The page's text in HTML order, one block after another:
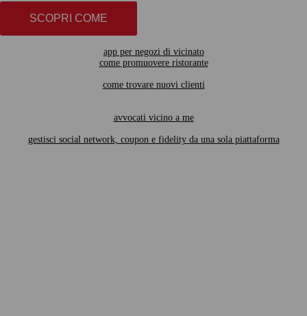
SCOPRI COME
app per negozi di vicinato
come promuovere ristorante
come trovare nuovi clienti
avvocati vicino a me
gestisci social network, coupon e fidelity da una sola piattaforma